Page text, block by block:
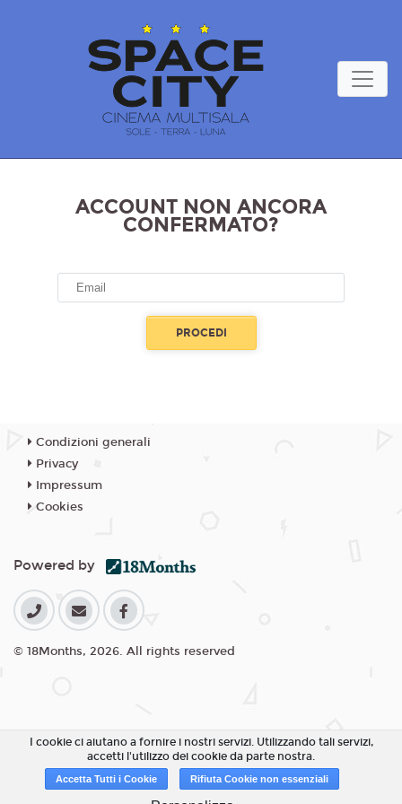
ACCOUNT NON ANCORA
CONFERMATO?
Condizioni generali
Privacy
Impressum
Cookies
Powered by
© 18Months, 2026. All rights reserved
I cookie ci aiutano a fornire i nostri servizi. Utilizzando tali servizi,
accetti l'utilizzo dei cookie da parte nostra.
Accetta Tutti i Cookie Rifiuta Cookie non essenziali